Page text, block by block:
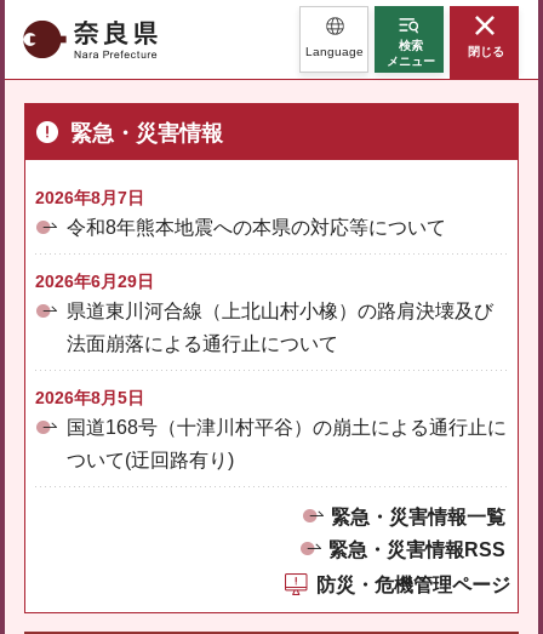
奈良県 Language
検索
メニュー
閉じる
緊急・災害情報
2026年8月7日
令和8年熊本地震への本県の対応等について
2026年6月29日
県道東川河合線（上北山村小橡）の路肩決壊及び
法面崩落による通行止について
2026年8月5日
国道168号（十津川村平谷）の崩土による通行止に
ついて(迂回路有り)
緊急・災害情報一覧
緊急・災害情報RSS
防災・危機管理ページ